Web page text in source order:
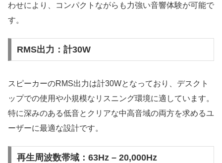
わせにより、コンパクトながらも力強い音響体験が可能で
す。
RMS出力：計30W
スピーカーのRMS出力は計30Wとなっており、デスクト
ップでの使用や小規模なリスニング環境に適しています。
特に深みのある低音とクリアな中高音域の両方を求めるユ
ーザーに最適な設計です。
再生周波数帯域：63Hz – 20,000Hz